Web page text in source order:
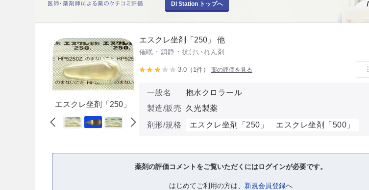
DI Station トップへ
エスクレ坐剤「250」
エスクレ坐剤「250」 他
催眠・鎮静・抗けいれん剤
3.0（1件） 薬の評価を見る
一般名
抱水クロラール
製造/販売
久光製薬
剤形/規格
エスクレ坐剤「250」 エスクレ坐剤「500」
薬剤の評価コメントをご覧いただくにはログインが必要です。
はじめてご利用の方は、 新規会員登録へ